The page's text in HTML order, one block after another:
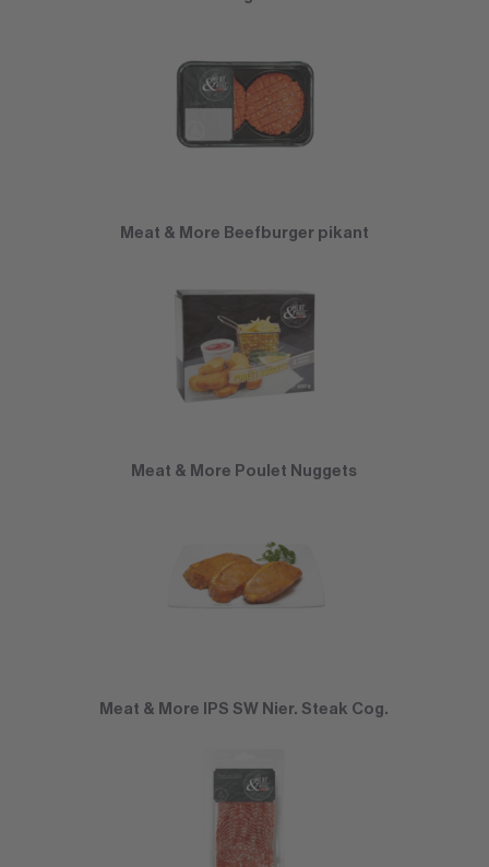
Meat & More Beefburger pikant
Meat & More Poulet Nuggets
Meat & More IPS SW Nier. Steak Cog.